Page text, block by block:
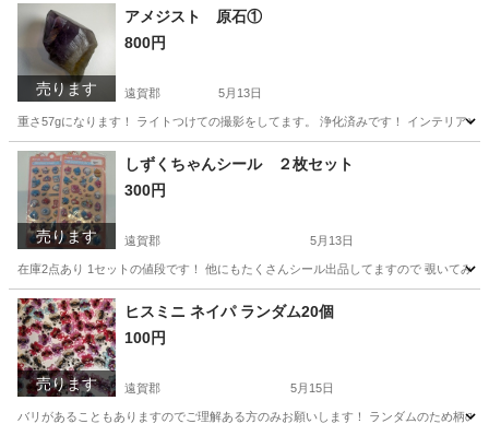
福岡 遠賀郡 収納家具
売ります
アメジスト 原石①
800円
遠賀郡 5月13日
重さ57gになります！ ライトつけての撮影をしてます。 浄化済みです！ インテリア
福岡 遠賀郡 その他 アメジスト
売ります
しずくちゃんシール ２枚セット
300円
遠賀郡 5月13日
在庫2点あり 1セットの値段です！ 他にもたくさんシール出品してますので 覗いてみ
福岡 遠賀郡 しずくちゃん
売ります
ヒスミニ ネイパ ランダム20個
100円
遠賀郡 5月15日
バリがあることもありますのでご理解ある方のみお願いします！ ランダムのため柄の